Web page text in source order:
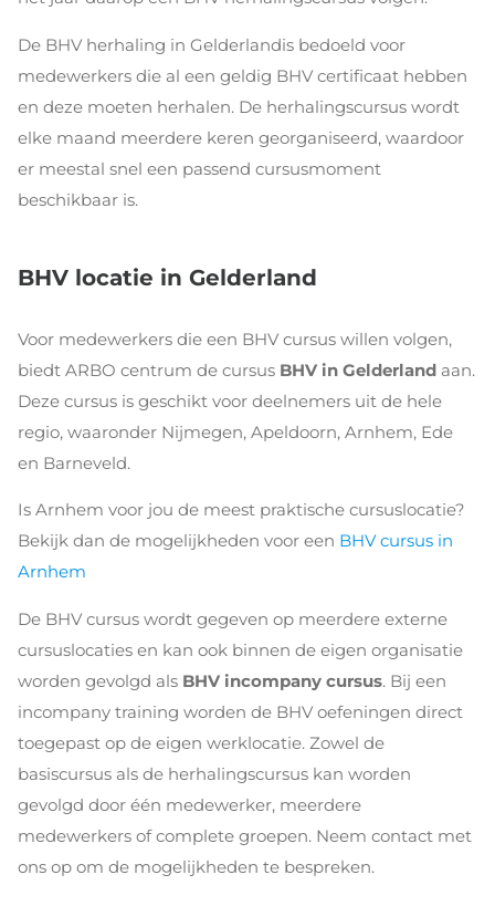
De BHV herhaling in Gelderlandis bedoeld voor
medewerkers die al een geldig BHV certificaat hebben
en deze moeten herhalen. De herhalingscursus wordt
elke maand meerdere keren georganiseerd, waardoor
er meestal snel een passend cursusmoment
beschikbaar is.
BHV locatie in Gelderland
Voor medewerkers die een BHV cursus willen volgen,
biedt ARBO centrum de cursus BHV in Gelderland aan.
Deze cursus is geschikt voor deelnemers uit de hele
regio, waaronder Nijmegen, Apeldoorn, Arnhem, Ede
en Barneveld.
Is Arnhem voor jou de meest praktische cursuslocatie?
Bekijk dan de mogelijkheden voor een BHV cursus in
Arnhem
De BHV cursus wordt gegeven op meerdere externe
cursuslocaties en kan ook binnen de eigen organisatie
worden gevolgd als BHV incompany cursus. Bij een
incompany training worden de BHV oefeningen direct
toegepast op de eigen werklocatie. Zowel de
basiscursus als de herhalingscursus kan worden
gevolgd door één medewerker, meerdere
medewerkers of complete groepen. Neem contact met
ons op om de mogelijkheden te bespreken.